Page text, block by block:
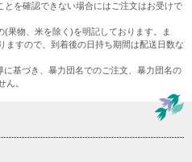
を確認できない場合にはご注文はお受けで
果物、米を除く)を明記しております。ま
ますので、到着後の日持ち期間は配送日数な
基づき、暴力団名でのご注文、暴力団名の
ん。